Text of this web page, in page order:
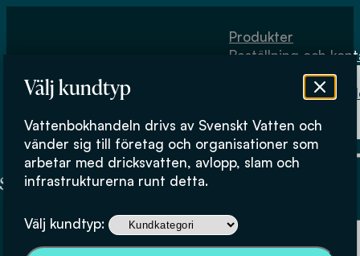
Välj kundtyp
Vattenbokhandeln drivs av Svenskt Vatten och
vänder sig till företag och organisationer som
arbetar med dricksvatten, avlopp, slam och
infrastrukturerna runt detta.
Välj kundtyp:
Produkter
Beställning och
Fysiskt lager
Beställning och kontakt
Krister Törneke (Tyréns)